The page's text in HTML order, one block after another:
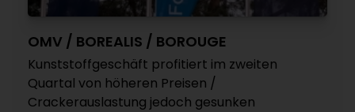
OMV / BOREALIS / BOROUGE
Kunststoffgeschäft profitiert im zweiten
Quartal von höheren Preisen /
Crackerauslastung jedoch gesunken